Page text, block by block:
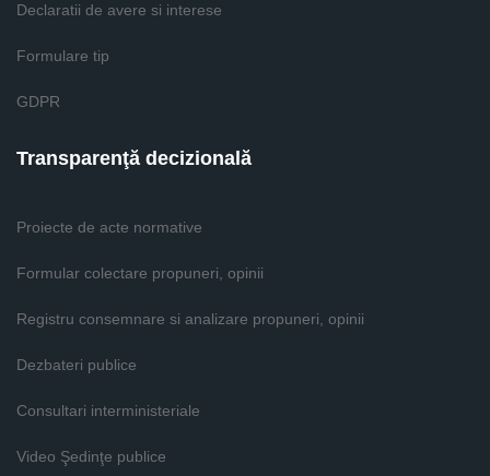
Declaratii de avere si interese
Formulare tip
GDPR
Transparenţă decizională
Proiecte de acte normative
Formular colectare propuneri, opinii
Registru consemnare si analizare propuneri, opinii
Dezbateri publice
Consultari interministeriale
Video Şedinţe publice